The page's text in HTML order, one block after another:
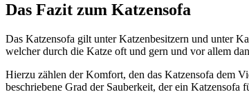
Das Fazit zum Katzensofa
Das Katzensofa gilt unter Katzenbesitzern und unter
welcher durch die Katze oft und gern und vor allem
Hierzu zählen der Komfort, den das Katzensofa dem
beschriebene Grad der Sauberkeit, der ein Katzensofa